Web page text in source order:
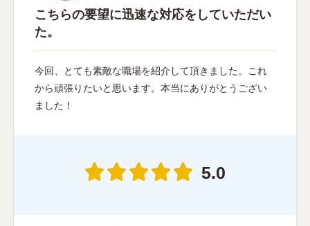
こちらの要望に迅速な対応をしていただい
た。
今回、とても素敵な職場を紹介して頂きました。これ
から頑張りたいと思います。本当にありがとうござい
ました！
5.0